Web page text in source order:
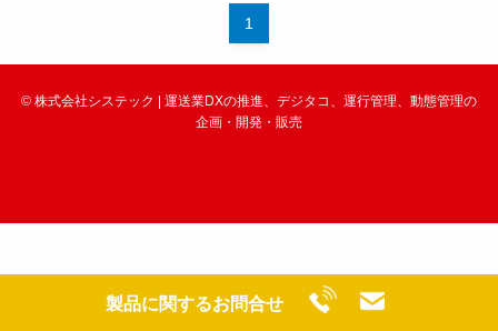
1
製品に関するお問合せ
© 株式会社システック | 運送業DXの推進、デジタコ、運行管理、動態管理の
企画・開発・販売